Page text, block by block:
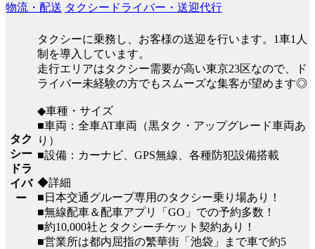
物流・配送 タクシードライバー・送迎代行
タク
シー
ドラ
イバ
ー
タクシーに乗務し、お客様の送迎を行います。1車1人
制を導入しています。
走行エリアはタクシー需要が高い東京23区なので、ド
ライバー未経験の方でもスムーズな集客が望めます◎
◆車種・サイズ
■車両：全車AT車両（黒タク・アップグレード車両あ
り）
■設備：カーナビ、GPS無線、各種防犯設備搭載
◆詳細
■日本交通グループ専用のタクシー乗り場あり！
■無線配車＆配車アプリ「GO」での予約多数！
■約10,000社とタクシーチケット契約あり！
■営業所は都内屈指の繁華街「池袋」まで車で約5